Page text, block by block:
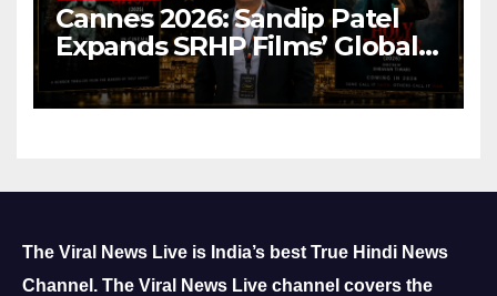
Cannes 2026: Sandip Patel
Expands SRHP Films’ Global
Reach
The Viral News Live is India’s best True Hindi News
Channel. The Viral News Live channel covers the